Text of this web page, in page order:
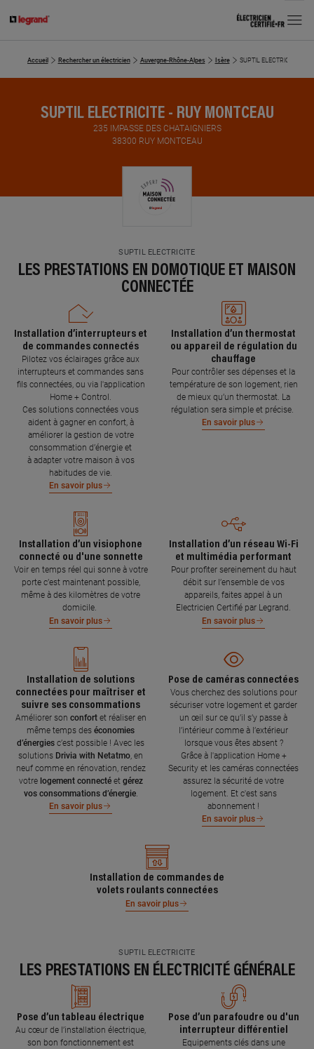
MENU
Accueil Rechercher un électricien Auvergne-Rhône-Alpes Isère SUPTIL ELECTRICITE
SUPTIL ELECTRICITE - RUY MONTCEAU
235 IMPASSE DES CHATAIGNIERS
38300 RUY MONTCEAU
SUPTIL ELECTRICITE
LES PRESTATIONS EN DOMOTIQUE ET MAISON
CONNECTÉE
Installation d’interrupteurs et
de commandes connectés
Pilotez vos éclairages grâce aux
interrupteurs et commandes sans
fils connectées, ou via l'application
Home + Control.
Ces solutions connectées vous
aident à gagner en confort, à
améliorer la gestion de votre
consommation d’énergie et
à adapter votre maison à vos
habitudes de vie.
En savoir plus
Installation d’un thermostat
ou appareil de régulation du
chauffage
Pour contrôler ses dépenses et la
température de son logement, rien
de mieux qu’un thermostat. La
régulation sera simple et précise.
En savoir plus
Installation d’un visiophone
connecté ou d'une sonnette
Voir en temps réel qui sonne à votre
porte c’est maintenant possible,
même à des kilomètres de votre
domicile.
En savoir plus
Installation d’un réseau Wi-Fi
et multimédia performant
Pour profiter sereinement du haut
débit sur l’ensemble de vos
appareils, faites appel à un
Electricien Certifié par Legrand.
En savoir plus
Installation de solutions
connectées pour maîtriser et
suivre ses consommations
Améliorer son confort et réaliser en
même temps des économies
d’énergies c’est possible ! Avec les
solutions Drivia with Netatmo , en
neuf comme en rénovation, rendez
votre logement connecté et gérez
vos consommations d’énergie.
En savoir plus
Pose de caméras connectées
Vous cherchez des solutions pour
sécuriser votre logement et garder
un œil sur ce qu’il s’y passe à
l’intérieur comme à l’extérieur
lorsque vous êtes absent ?
Grâce à l'application Home +
Security et les caméras connectées
assurez la sécurité de votre
logement. Et c'est sans
abonnement !
En savoir plus
Installation de commandes de
volets roulants connectées
En savoir plus
SUPTIL ELECTRICITE
LES PRESTATIONS EN ÉLECTRICITÉ GÉNÉRALE
Pose d’un tableau électrique
Au cœur de l’installation électrique,
son bon fonctionnement est
Pose d’un parafoudre ou d'un
interrupteur différentiel
Equipements clés dans une